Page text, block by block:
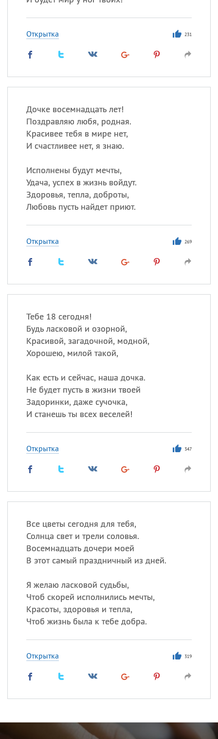
Открытка 231
Дочке восемнадцать лет!
Поздравляю любя, родная.
Красивее тебя в мире нет,
И счастливее нет, я знаю.
Исполнены будут мечты,
Удача, успех в жизнь войдут.
Здоровья, тепла, доброты,
Любовь пусть найдет приют.
Открытка 269
Тебе 18 сегодня!
Будь ласковой и озорной,
Красивой, загадочной, модной,
Хорошею, милой такой,
Как есть и сейчас, наша дочка.
Не будет пусть в жизни твоей
Задоринки, даже сучочка,
И станешь ты всех веселей!
Открытка 347
Все цветы сегодня для тебя,
Солнца свет и трели соловья.
Восемнадцать дочери моей
В этот самый праздничный из дней.
Я желаю ласковой судьбы,
Чтоб скорей исполнились мечты,
Красоты, здоровья и тепла,
Чтоб жизнь была к тебе добра.
Открытка 319